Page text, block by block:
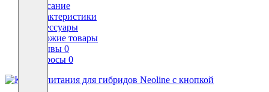
Описание
Характеристики
Аксессуары
Похожие товары
Отзывы 0
Вопросы 0